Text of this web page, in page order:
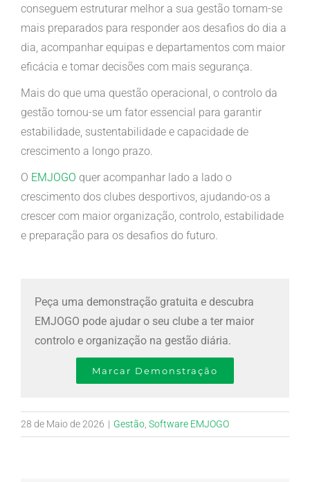
conseguem estruturar melhor a sua gestão tornam-se
mais preparados para responder aos desafios do dia a
dia, acompanhar equipas e departamentos com maior
eficácia e tomar decisões com mais segurança.
Mais do que uma questão operacional, o controlo da
gestão tornou-se um fator essencial para garantir
estabilidade, sustentabilidade e capacidade de
crescimento a longo prazo.
O EMJOGO quer acompanhar lado a lado o
crescimento dos clubes desportivos, ajudando-os a
crescer com maior organização, controlo, estabilidade
e preparação para os desafios do futuro.
Peça uma demonstração gratuita e descubra
EMJOGO pode ajudar o seu clube a ter maior
controlo e organização na gestão diária.
Marcar Demonstração
28 de Maio de 2026 | Gestão Software EMJOGO